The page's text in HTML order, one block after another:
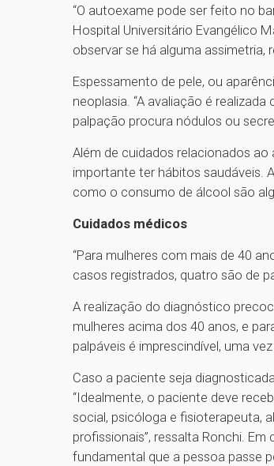
“O autoexame pode ser feito no
Hospital Universitário Evangélico
observar se há alguma
Espessamento de pele, ou
neoplasia. “A avaliação é
palpação procura nódulos ou
Além de cuidados relacionados
importante ter hábitos saudáveis.
como o consumo de álcool são
Cuidados médicos
“Para mulheres com mais de 40
casos registrados, quatro são de
A realização do diagnóstico
mulheres acima dos 40 anos, e
palpáveis é imprescindível, uma
Caso a paciente seja
“Idealmente, o paciente deve
social, psicóloga e fisioterapeuta,
profissionais”, ressalta Ronchi.
fundamental que a pessoa passe